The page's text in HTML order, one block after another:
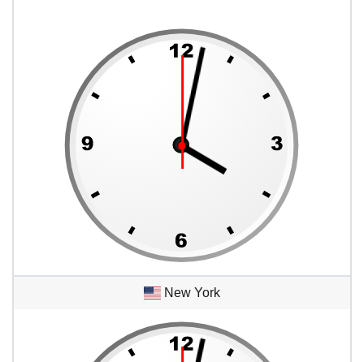
New York